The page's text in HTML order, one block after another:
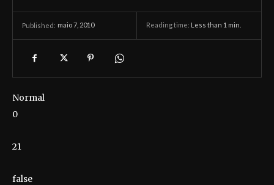
Published: maio 7, 2010 Reading time: Less than 1 min.
Normal
0
21
false